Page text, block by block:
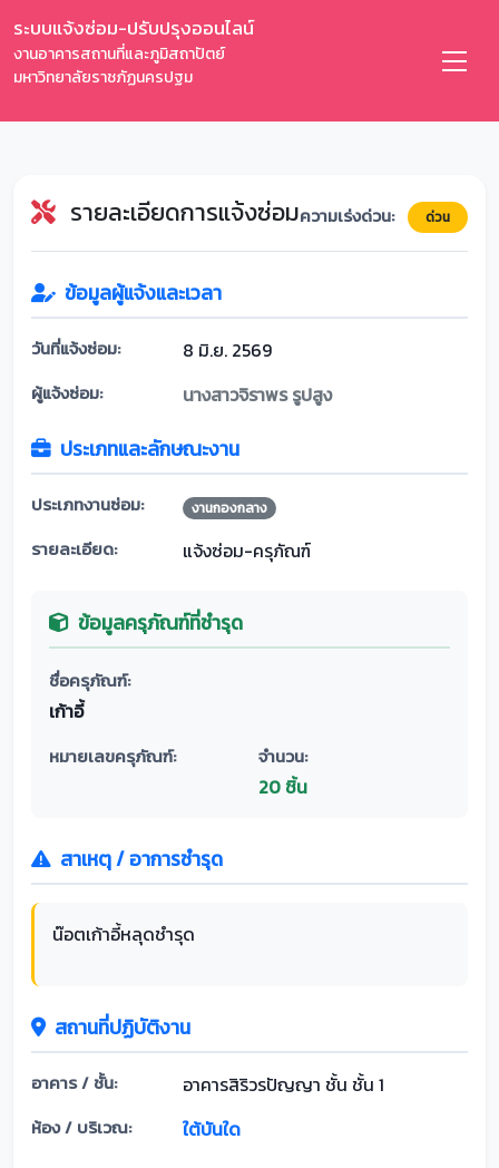
ระบบแจ้งซ่อม-ปรับปรุงออนไลน์
งานอาคารสถานที่และภูมิสถาปัตย์
มหาวิทยาลัยราชภัฏนครปฐม
รายละเอียดการแจ้งซ่อมความเร่งด่วน: ด่วน
ข้อมูลผู้แจ้งและเวลา
วันที่แจ้งซ่อม: 8 มิ.ย. 2569
ผู้แจ้งซ่อม: นางสาวจิราพร รูปสูง
ประเภทและลักษณะงาน
ประเภทงานซ่อม: งานกองกลาง
รายละเอียด: แจ้งซ่อม-ครุภัณฑ์
ข้อมูลครุภัณฑ์ที่ชำรุด
ชื่อครุภัณฑ์:
เก้าอี้
หมายเลขครุภัณฑ์: จำนวน:
20 ชิ้น
สาเหตุ / อาการชำรุด
น๊อตเก้าอี้หลุดชำรุด
สถานที่ปฏิบัติงาน
อาคาร / ชั้น: อาคารสิริวรปัญญา ชั้น ชั้น 1
ห้อง / บริเวณ: ใต้บันใด